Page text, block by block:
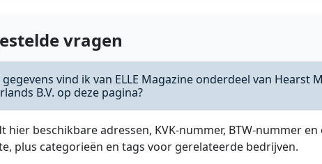
vragen
gegevens vind ik van ELLE Magazine onderdeel van Hearst
B.V. op deze pagina?
hier beschikbare adressen, KVK-nummer, BTW-nummer
plus categorieën en tags voor gerelateerde bedrijven.